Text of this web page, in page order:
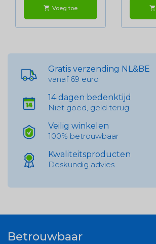
shopping_cart Voeg toe shopping_cart
Gratis verzending NL&BE
vanaf 69 euro
14 dagen bedenktijd
Niet goed, geld terug
Veilig winkelen
100% betrouwbaar
Kwaliteitsproducten
Deskundig advies
Betrouwbaar